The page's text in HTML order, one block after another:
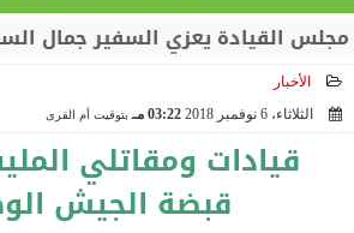
يعزي السفير جمال السلال
الأخبار
الثلاثاء، 6 نوفمبر 2018
03:22 مـ بتوقيت أم القرى
قيادات ومقاتلي
قبضة الجيش